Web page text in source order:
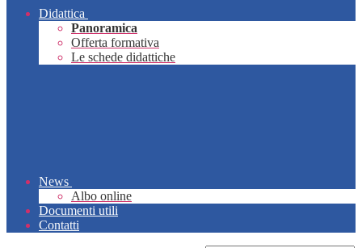
Didattica
Panoramica
Offerta formativa
Le schede didattiche
News
Albo online
Documenti utili
Contatti